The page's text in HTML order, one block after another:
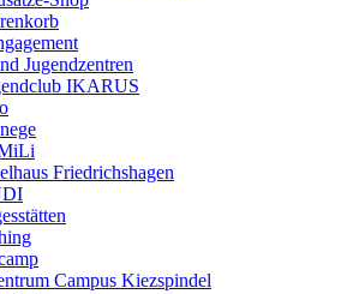
Jugendzentren
IKARUS
Friedrichshagen
Campus Kiezspindel